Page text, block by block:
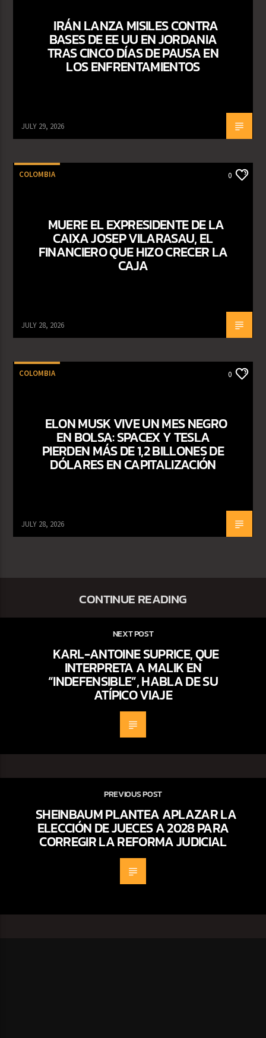
IRÁN LANZA MISILES CONTRA
BASES DE EE UU EN JORDANIA
TRAS CINCO DÍAS DE PAUSA EN
LOS ENFRENTAMIENTOS
JULY 29, 2026
COLOMBIA 0
MUERE EL EXPRESIDENTE DE LA
CAIXA JOSEP VILARASAU, EL
FINANCIERO QUE HIZO CRECER LA
CAJA
JULY 28, 2026
COLOMBIA 0
ELON MUSK VIVE UN MES NEGRO
EN BOLSA: SPACEX Y TESLA
PIERDEN MÁS DE 1,2 BILLONES DE
DÓLARES EN CAPITALIZACIÓN
JULY 28, 2026
CONTINUE READING
NEXT POST
KARL-ANTOINE SUPRICE, QUE
INTERPRETA A MALIK EN
“INDEFENSIBLE”, HABLA DE SU
ATÍPICO VIAJE
PREVIOUS POST
SHEINBAUM PLANTEA APLAZAR LA
ELECCIÓN DE JUECES A 2028 PARA
CORREGIR LA REFORMA JUDICIAL